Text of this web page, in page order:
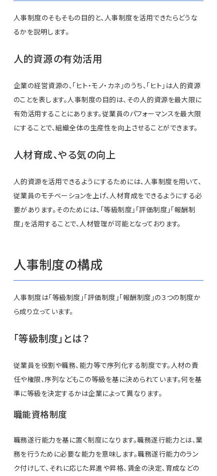
人事制度のそもそもの目的と、人事制度を活用できたらどうな
るかを説明します。
人的資源の有効活用
企業の経営資源の、「ヒト・モノ・カネ」のうち、「ヒト」は人的資源
のことを表します。人事制度の目的は、その人的資源を最大限に
有効活用することにあります。従業員のパフォーマンスを最大限
にすることで、組織全体の生産性を向上させることができます。
人材育成、やる気の向上
人的資源を活用できるようにするためには、人事制度を用いて、
従業員のモチベーションを上げ、人材育成をできるようにする必
要があります。そのためには、「等級制度」「評価制度」「報酬制
度」を活用することで、人材管理が可能となっております。
人事制度の構成
人事制度は「等級制度」「評価制度」「報酬制度」の３つの制度か
ら成り立っています。
「等級制度」とは？
従業員を役割や職務、能力等で序列化する制度です。人材の責
任や権限、序列などもこの等級を基に決められています。何を基
準に等級を決定するかは企業によって異なります。
職能資格制度
職務遂行能力を基に置く制度になります。職務遂行能力とは、業
務を行うために必要な能力を意味します。職務遂行能力のラン
ク付けして、それに応じた昇進や昇格、賃金の決定、育成などの